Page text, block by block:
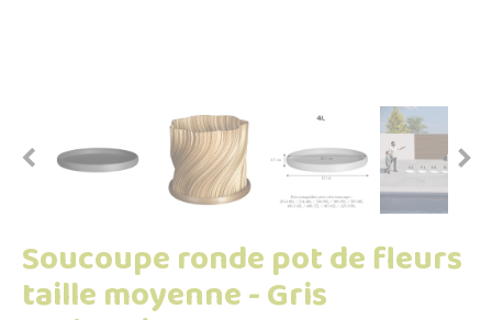
 
Soucoupe ronde pot de fleurs
taille moyenne - Gris